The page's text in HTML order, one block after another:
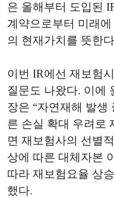
은 올해부터 도입된
계약으로부터 미래
의 현재가치를 뜻한
이번 IR에선 재보험
질문도 나왔다. 이에
장은 “자연재해 발생
른 손실 확대 우려로
면 재보험사의 선별
상에 따른 대체자본
따라 재보험요율 상
했다.